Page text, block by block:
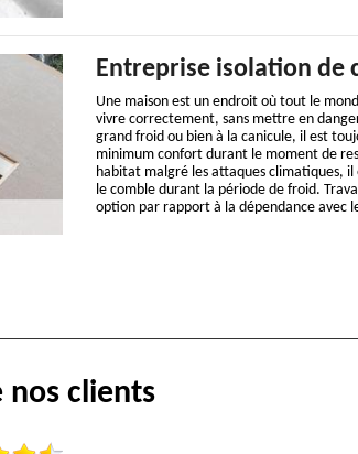
Entreprise isolation de
Une maison est un endroit où tout le
vivre correctement, sans mettre en
grand froid ou bien à la canicule, il est
minimum confort durant le moment de
habitat malgré les attaques climatiques, il
le comble durant la période de froid.
option par rapport à la dépendance avec
nos clients